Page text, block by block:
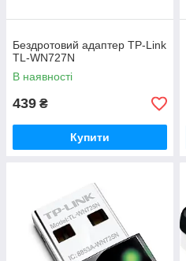
Бездротовий адаптер TP-Link
TL-WN727N
В наявності
439 ₴
Купити